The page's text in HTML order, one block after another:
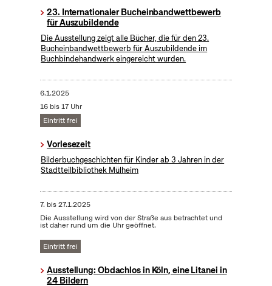
23. Internationaler Bucheinbandwettbewerb
für Auszubildende
Die Ausstellung zeigt alle Bücher, die für den 23.
Bucheinbandwettbewerb für Auszubildende im
Buchbindehandwerk eingereicht wurden.
6.1.2025
16 bis 17 Uhr
Eintritt frei
Vorlesezeit
Bilderbuchgeschichten für Kinder ab 3 Jahren in der
Stadtteilbibliothek Mülheim
7. bis27.1.2025
Die Ausstellung wird von der Straße aus betrachtet und
ist daher rund um die Uhr geöffnet.
Eintritt frei
Ausstellung: Obdachlos in Köln, eine Litanei in
24 Bildern